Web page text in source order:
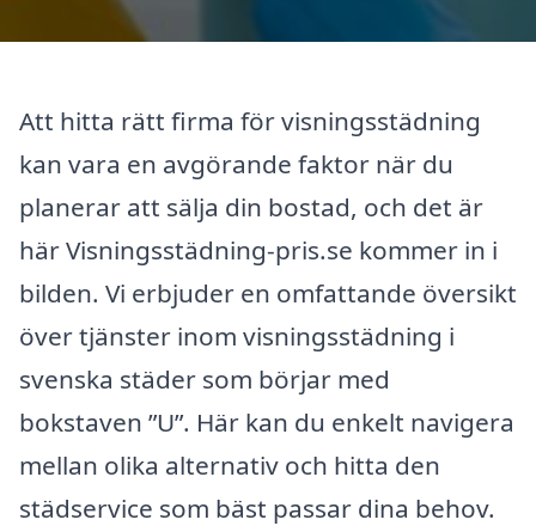
Att hitta rätt firma för visningsstädning
kan vara en avgörande faktor när du
planerar att sälja din bostad, och det är
här Visningsstädning-pris.se kommer in i
bilden. Vi erbjuder en omfattande översikt
över tjänster inom visningsstädning i
svenska städer som börjar med
bokstaven ”U”. Här kan du enkelt navigera
mellan olika alternativ och hitta den
städservice som bäst passar dina behov.